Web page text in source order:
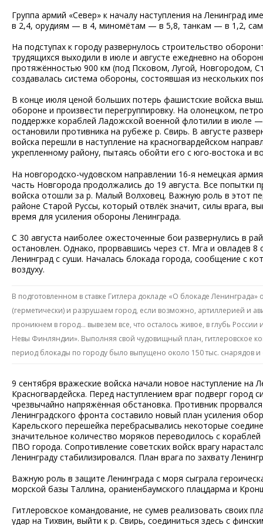
Группа армий «Север» к началу наступления на Ленинград
в 2,4, орудиям — в 4, миномётам — в 5,8, танкам — в 1,2,
На подступах к городу развернулось строительство
трудящихся выходили в июле и августе ежедневно на
протяжённостью 900 км (под Псковом, Лугой, Новгородом,
создавалась система обороны, состоявшая из нескольких
В конце июля ценой больших потерь фашистские войска
обороне и произвести перегруппировку. На олонецком,
поддержке кораблей Ладожской военной флотилии в июле
остановили противника на рубеже р. Свирь. В августе
войска перешли в наступление на красногвардейском
укрепленному району, пытаясь обойти его с юго-востока и
На новгородско-чудовском направлении 16-я немецкая
часть Новгорода продолжались до 19 августа. Все попытки
войска отошли за р. Малый Волховец. Важную роль в этот
районе Старой Руссы, который отвлёк значит, силы врага,
время для усиления обороны Ленинграда.
С 30 августа наиболее ожесточенные бои развернулись в
остановлен. Однако, прорвавшись через ст. Мга и овладев
Ленинград с суши. Началась блокада города, сообщение с
воздуху.
В подготовленном в ставке Гитлера докладе «О блокаде
(герметически) и разрушаем город, если возможно, артиллерией и
проникнем в город… вывезем все, что осталось живое, в глубь
Невы Финляндии». Выполняя свой чудовищный план, гитлеровское
период блокады по городу было выпущено около 150 тыс. снарядов
9 сентября вражеские войска начали новое наступление на
Красногвардейска. Перед наступлением враг подверг
чрезвычайно напряжённая обстановка. Противник
Ленинградского фронта составило новый план усиления
Карельского перешейка перебрасывались некоторые
значительное количество моряков переводилось с
ПВО города. Сопротивление советских войск врагу
Ленинграду стабилизировался. План врага по захвату
Важную роль в защите Ленинграда с моря сыграла
морской базы Таллина, ораниенбаумского плацдарма и
Гитлеровское командование, не сумев реализовать своих
удар на Тихвин, выйти к р. Свирь, соединиться здесь с